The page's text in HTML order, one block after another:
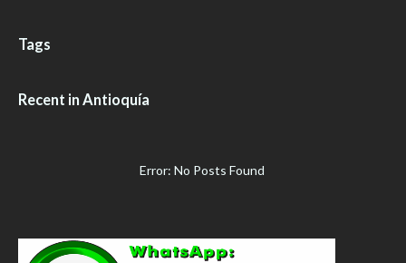
Tags
Recent in Antioquía
Error: No Posts Found